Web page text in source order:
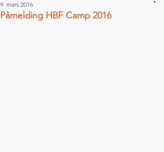
Påmelding HBF Camp 2016
9. mars 2016